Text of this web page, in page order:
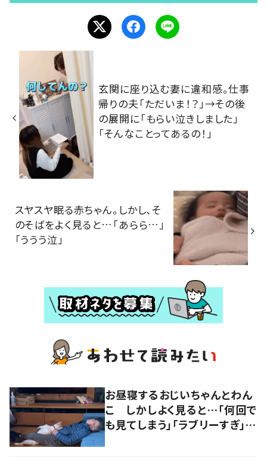
玄関に座り込む妻に違和感。仕事
帰りの夫「ただいま！？」→その後
の展開に「もらい泣きしました」
「そんなことってあるの！」
スヤスヤ眠る赤ちゃん。しかし、そ
のそばをよく見ると…「あらら…」
「ううう泣」
お昼寝するおじいちゃんとわん
こ しかしよく見ると…「何回で
も見てしまう」「ラブリーすぎ」の